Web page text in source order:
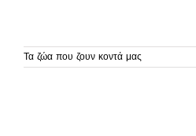
Τα ζώα που ζουν κοντά μας